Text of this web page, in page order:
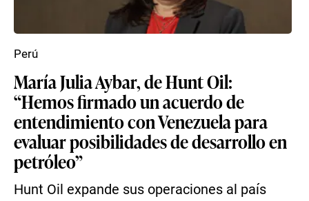
María Julia Aybar, de Hunt Oil:
“Hemos firmado un acuerdo de
entendimiento con Venezuela para
evaluar posibilidades de desarrollo en
petróleo”
Hunt Oil expande sus operaciones al país
Perú